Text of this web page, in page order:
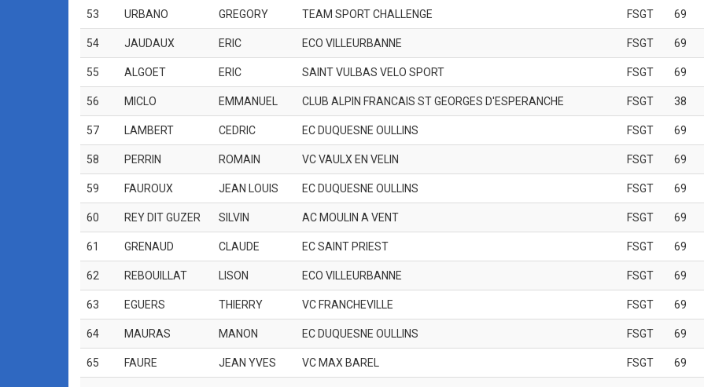
53 URBANO GREGORY TEAM SPORT CHALLENGE FSGT 69
54 JAUDAUX ERIC ECO VILLEURBANNE FSGT 69
55 ALGOET ERIC SAINT VULBAS VELO SPORT FSGT 69
56 MICLO EMMANUEL CLUB ALPIN FRANCAIS ST GEORGES D'ESPERANCHE FSGT 38
57 LAMBERT CEDRIC EC DUQUESNE OULLINS FSGT 69
58 PERRIN ROMAIN VC VAULX EN VELIN FSGT 69
59 FAUROUX JEAN LOUIS EC DUQUESNE OULLINS FSGT 69
60 REY DIT GUZER SILVIN AC MOULIN A VENT FSGT 69
61 GRENAUD CLAUDE EC SAINT PRIEST FSGT 69
62 REBOUILLAT LISON ECO VILLEURBANNE FSGT 69
63 EGUERS THIERRY VC FRANCHEVILLE FSGT 69
64 MAURAS MANON EC DUQUESNE OULLINS FSGT 69
65 FAURE JEAN YVES VC MAX BAREL FSGT 69